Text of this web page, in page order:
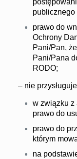
publicznego
prawo do
Ochrony
Pani/Pan,
Pani/Pana
RODO;
– nie
w związku z
prawo do
prawo do
którym
na